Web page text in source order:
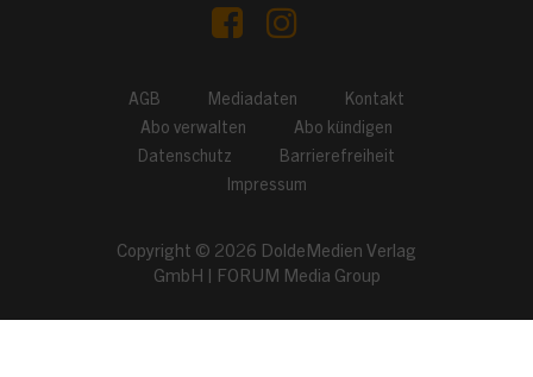
AGB Mediadaten
Kontakt
Abo verwalten
Abo kündigen
Datenschutz
Barrierefreiheit
Impressum
Copyright © 2026 DoldeMedien Verlag
GmbH
FORUM Media Group